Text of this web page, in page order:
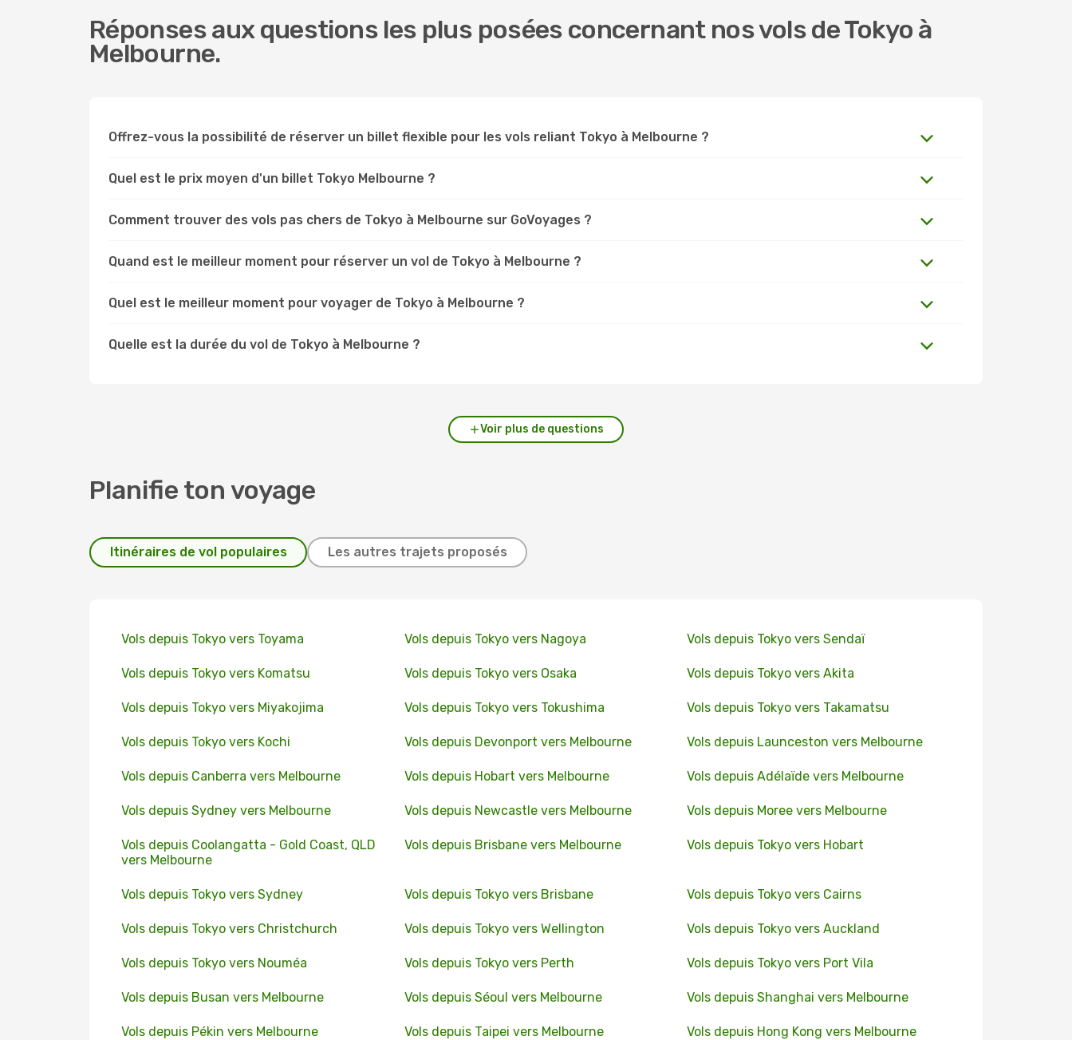
Réponses aux questions les plus posées concernant nos vols de Tokyo à
Melbourne.
Offrez-vous la possibilité de réserver un billet flexible pour les vols reliant Tokyo à Melbourne ?
Quel est le prix moyen d'un billet Tokyo Melbourne ?
Comment trouver des vols pas chers de Tokyo à Melbourne sur GoVoyages ?
Quand est le meilleur moment pour réserver un vol de Tokyo à Melbourne ?
Quel est le meilleur moment pour voyager de Tokyo à Melbourne ?
Quelle est la durée du vol de Tokyo à Melbourne ?
Voir plus de questions
Planifie ton voyage
Itinéraires de vol populaires Les autres trajets proposés
Vols depuis Tokyo vers Toyama Vols depuis Tokyo vers Nagoya Vols depuis Tokyo vers Sendaï
Vols depuis Tokyo vers Komatsu Vols depuis Tokyo vers Osaka Vols depuis Tokyo vers Akita
Vols depuis Tokyo vers Miyakojima Vols depuis Tokyo vers Tokushima Vols depuis Tokyo vers Takamatsu
Vols depuis Tokyo vers Kochi Vols depuis Devonport vers Melbourne Vols depuis Launceston vers Melbourne
Vols depuis Canberra vers Melbourne Vols depuis Hobart vers Melbourne Vols depuis Adélaïde vers Melbourne
Vols depuis Sydney vers Melbourne Vols depuis Newcastle vers Melbourne Vols depuis Moree vers Melbourne
Vols depuis Coolangatta - Gold Coast, QLD
vers Melbourne
Vols depuis Brisbane vers Melbourne Vols depuis Tokyo vers Hobart
Vols depuis Tokyo vers Sydney Vols depuis Tokyo vers Brisbane Vols depuis Tokyo vers Cairns
Vols depuis Tokyo vers Christchurch Vols depuis Tokyo vers Wellington Vols depuis Tokyo vers Auckland
Vols depuis Tokyo vers Nouméa Vols depuis Tokyo vers Perth Vols depuis Tokyo vers Port Vila
Vols depuis Busan vers Melbourne Vols depuis Séoul vers Melbourne Vols depuis Shanghai vers Melbourne
Vols depuis Pékin vers Melbourne Vols depuis Taipei vers Melbourne Vols depuis Hong Kong vers Melbourne